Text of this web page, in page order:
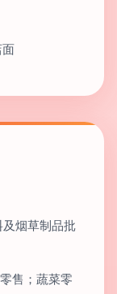
烟草制品批
售；蔬菜零